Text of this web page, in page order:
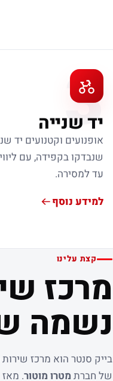
3
יד שנייה
אופנועים וקטנועים יד
שנבדקו בקפידה, עם
עד למסירה.
למידע נוסף
קצת עלינו
מרכז
נשמה
בייק סנטר הוא מרכז
של חברת מטרו מוטור